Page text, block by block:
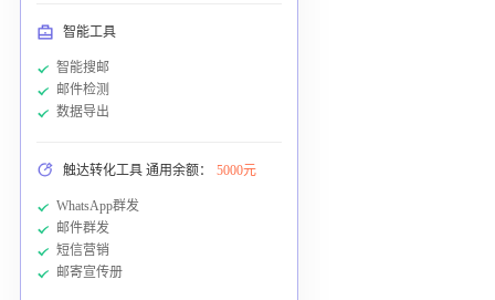
智能工具
智能搜邮
邮件检测
数据导出
触达转化工具 通用余额： 5000元
WhatsApp群发
邮件群发
短信营销
邮寄宣传册